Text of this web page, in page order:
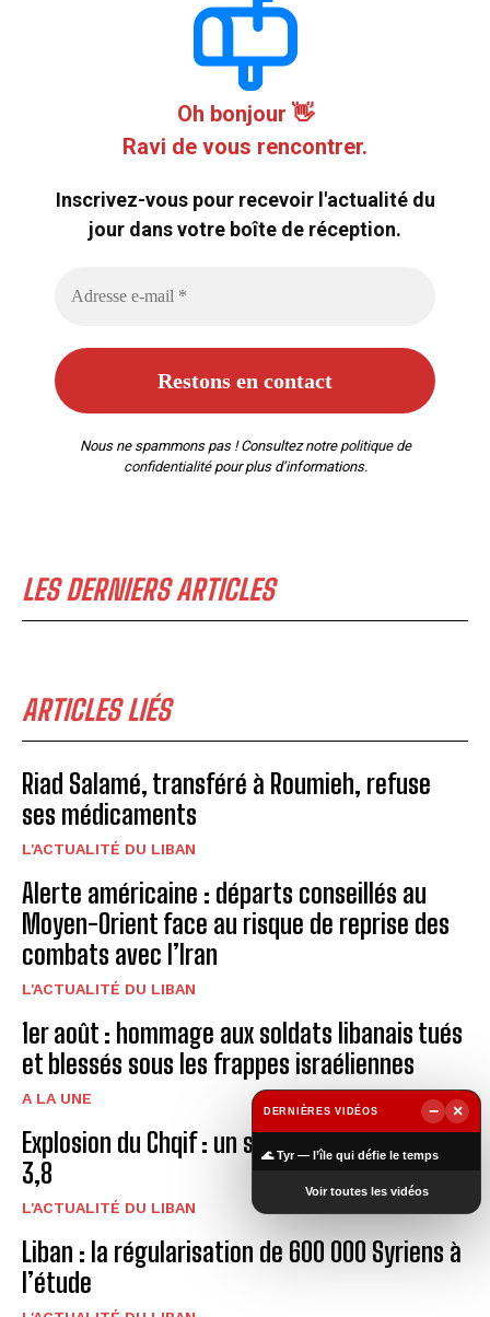
Oh bonjour 👋
Ravi de vous rencontrer.
Inscrivez-vous pour recevoir l'actualité du
jour dans votre boîte de réception.
Nous ne spammons pas ! Consultez notre politique de
confidentialitépour plus d’informations.
LES DERNIERS ARTICLES
ARTICLES LIÉS
Riad Salamé, transféré à Roumieh, refuse
ses médicaments
L'ACTUALITÉ DU LIBAN
Alerte américaine : départs conseillés au
Moyen-Orient face au risque de reprise des
combats avec l’Iran
L'ACTUALITÉ DU LIBAN
1er août : hommage aux soldats libanais tués
et blessés sous les frappes israéliennes
A LA UNE
Explosion du Chqif : un signal de magnitude
3,8
L'ACTUALITÉ DU LIBAN
Liban : la régularisation de 600 000 Syriens à
l’étude
DERNIÈRES VIDÉOS −
×
🌊 Tyr — l’île qui défie le temps
Voir toutes les vidéos